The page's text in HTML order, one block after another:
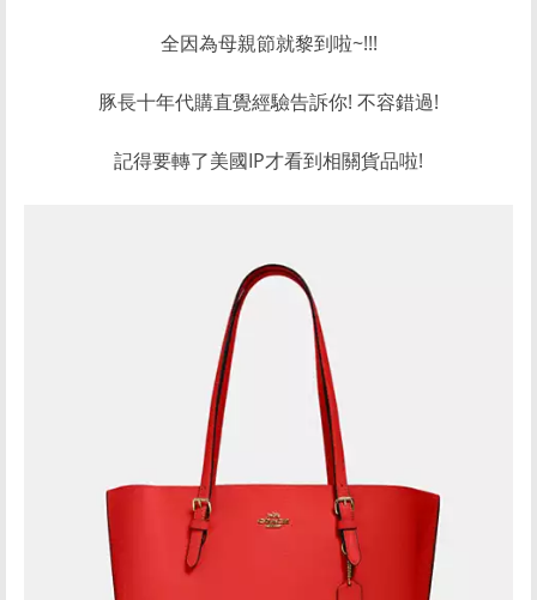
全因為母親節就黎到啦~!!!
豚長十年代購直覺經驗告訴你! 不容錯過!
記得要轉了美國IP才看到相關貨品啦!